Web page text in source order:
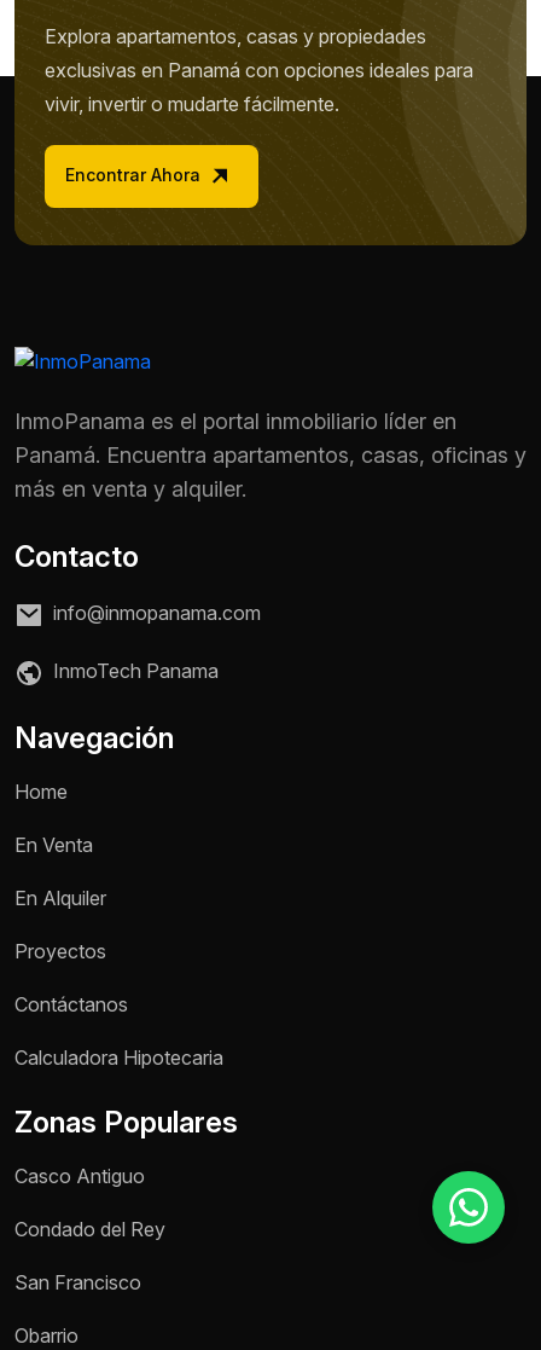
Nombre *
Explora apartamentos, casas y propiedades
exclusivas en Panamá con opciones ideales para
vivir, invertir o mudarte fácilmente.
Encontrar Ahora
InmoPanama es el portal inmobiliario líder en
Panamá. Encuentra apartamentos, casas, oficinas y
más en venta y alquiler.
Contacto
info@inmopanama.com
InmoTech Panama
Navegación
Home
En Venta
En Alquiler
Proyectos
Contáctanos
Calculadora Hipotecaria
Zonas Populares
Casco Antiguo
Condado del Rey
San Francisco
Obarrio